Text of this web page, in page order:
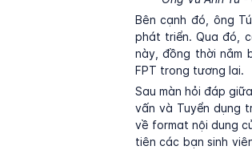
Bên cạnh đó, ông
phát triển. Qua đó,
này, đồng thời nắm
FPT trong tương lai.
Sau màn hỏi đáp
vấn và Tuyển dụng
về format nội dung
tiên các bạn sinh